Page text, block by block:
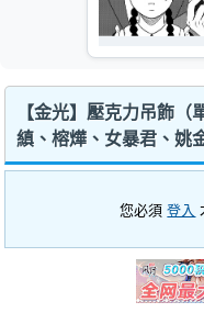
【金光】壓克力吊飾
縝、榕燁、女暴君、姚
您必須登入